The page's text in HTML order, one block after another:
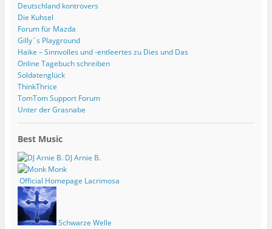
Deutschland kontrovers
Die Kuhsel
Forum für Mazda
Gilly´s Playground
Haike – Sinnvolles und -entleertes zu Dies und Das
Online Tagebuch schreiben
Soldatenglück
ThinkThrice
TomTom Support Forum
Unter der Grasnabe
Best Music
DJ Arnie B.
Monk
Official Homepage Lacrimosa
Schwarze Welle